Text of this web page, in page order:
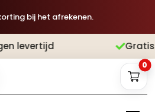
bij het afrekenen.
Gratis verzending
0